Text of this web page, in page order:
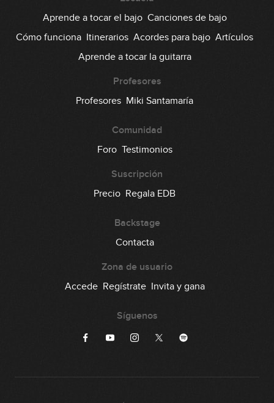
Aprende a tocar el bajo Canciones de bajo
Cómo funciona Itinerarios Acordes para bajo Artículos
Aprende a tocar la guitarra
Profesores
Profesores Miki Santamaría
Comunidad
Foro Testimonios
Suscripción
Precio Regala EDB
Backstage
Contacta
Zona de usuario
Accede Regístrate Invita y gana
Síguenos